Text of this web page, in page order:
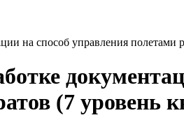
на способ управления
(7 уровень